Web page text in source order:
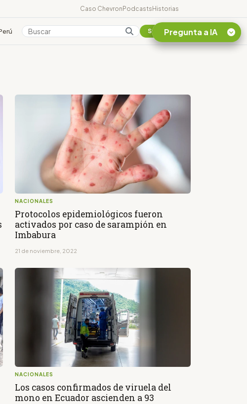
Caso ChevronPodcastsHistorias
Colombia Suscribirse
NACIONALES
Protocolos epidemiológicos fueron
activados por caso de sarampión en
Imbabura
21 de noviembre, 2022
NACIONALES
Los casos confirmados de viruela del
mono en Ecuador ascienden a 93
Pregunta a IA
Amazonia Ecuatoriana
tasa minera que rige en